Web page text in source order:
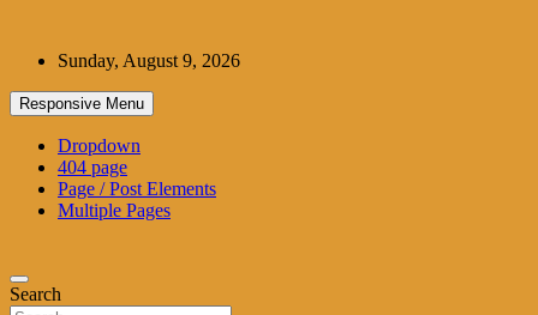
contentSunday, August 9, 2026
Responsive Menu
Dropdown
404 page
Page / Post Elements
Multiple Pages
Search